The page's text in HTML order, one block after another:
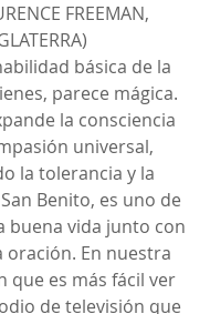
FREEMAN,
básica de la
parece mágica.
la consciencia
universal,
la tolerancia y la
Benito, es uno de
buena vida junto con
oración. En nuestra
que es más fácil ver
de televisión que